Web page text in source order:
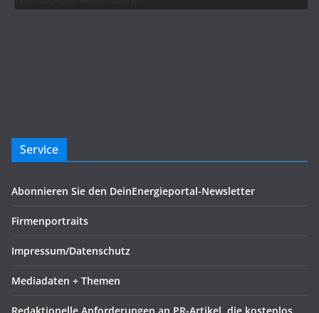
Service
Abonnieren Sie den DeinEnergieportal-Newsletter
Firmenportraits
Impressum/Datenschutz
Mediadaten + Themen